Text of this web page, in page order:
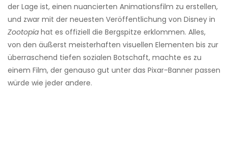
der Lage ist, einen nuancierten Animationsfilm zu erstellen,
und zwar mit der neuesten Veröffentlichung von Disney in
Zootopia hat es offiziell die Bergspitze erklommen. Alles,
von den äußerst meisterhaften visuellen Elementen bis zur
überraschend tiefen sozialen Botschaft, machte es zu
einem Film, der genauso gut unter das Pixar-Banner passen
würde wie jeder andere.